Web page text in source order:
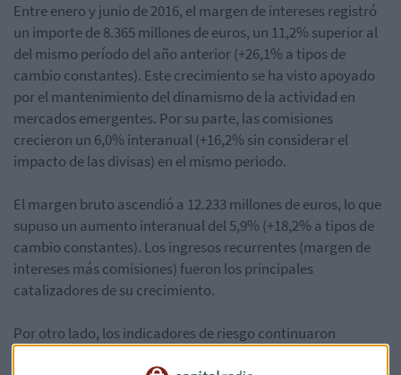
Entre enero y junio de 2016, el margen de intereses registró
un importe de 8.365 millones de euros, un 11,2% superior al
del mismo período del año anterior (+26,1% a tipos de
cambio constantes). Este crecimiento se ha visto apoyado
por el mantenimiento del dinamismo de la actividad en
mercados emergentes. Por su parte, las comisiones
crecieron un 6,0% interanual (+16,2% sin considerar el
impacto de las divisas) en el mismo periodo.
El margen bruto ascendió a 12.233 millones de euros, lo que
supuso un aumento interanual del 5,9% (+18,2% a tipos de
cambio constantes). Los ingresos recurrentes (margen de
intereses más comisiones) fueron los principales
catalizadores de su crecimiento.
Por otro lado, los indicadores de riesgo continuaron
evolucionando de forma positiva. El ratio de mora mantuvo